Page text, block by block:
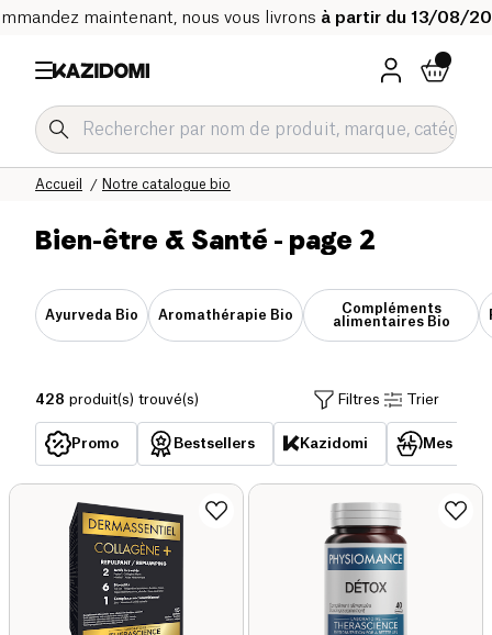
maintenant, nous vous livrons à partir du 13/08/
Notre catalogue bio
Accueil
Bien-être & Santé - page 2
Ayurveda Bio Aromathérapie Bio
Compléments
alimentaires Bio
428 produit(s) trouvé(s) Filtres Trier
Promo Bestsellers Kazidomi Mes